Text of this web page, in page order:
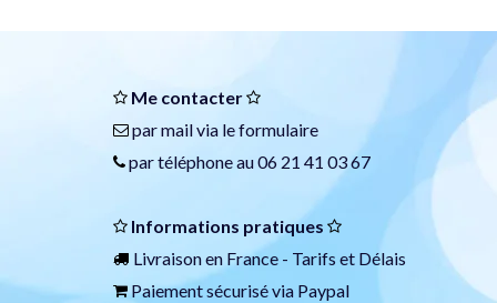
Me contacter
par mail via leformulaire
par téléphone au 06 21 41 03 67
Informations pratiques
Livraison en France - Tarifs et Délais
Paiement sécurisé via Paypal